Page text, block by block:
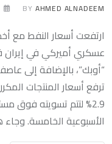
BY AHMED ALNADEEM
ارتفعت أسعار النفط مع
عسكري أميركي في إيران
“أوبك”، بالإضافة إلى
ترفع أسعار المنتجات
الأسبوعية الخامسة. وجاء